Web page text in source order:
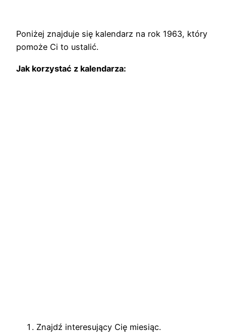
Poniżej znajduje się kalendarz na rok 1963, który
pomoże Ci to ustalić.
Jak korzystać z kalendarza:
Znajdź interesujący Cię miesiąc.